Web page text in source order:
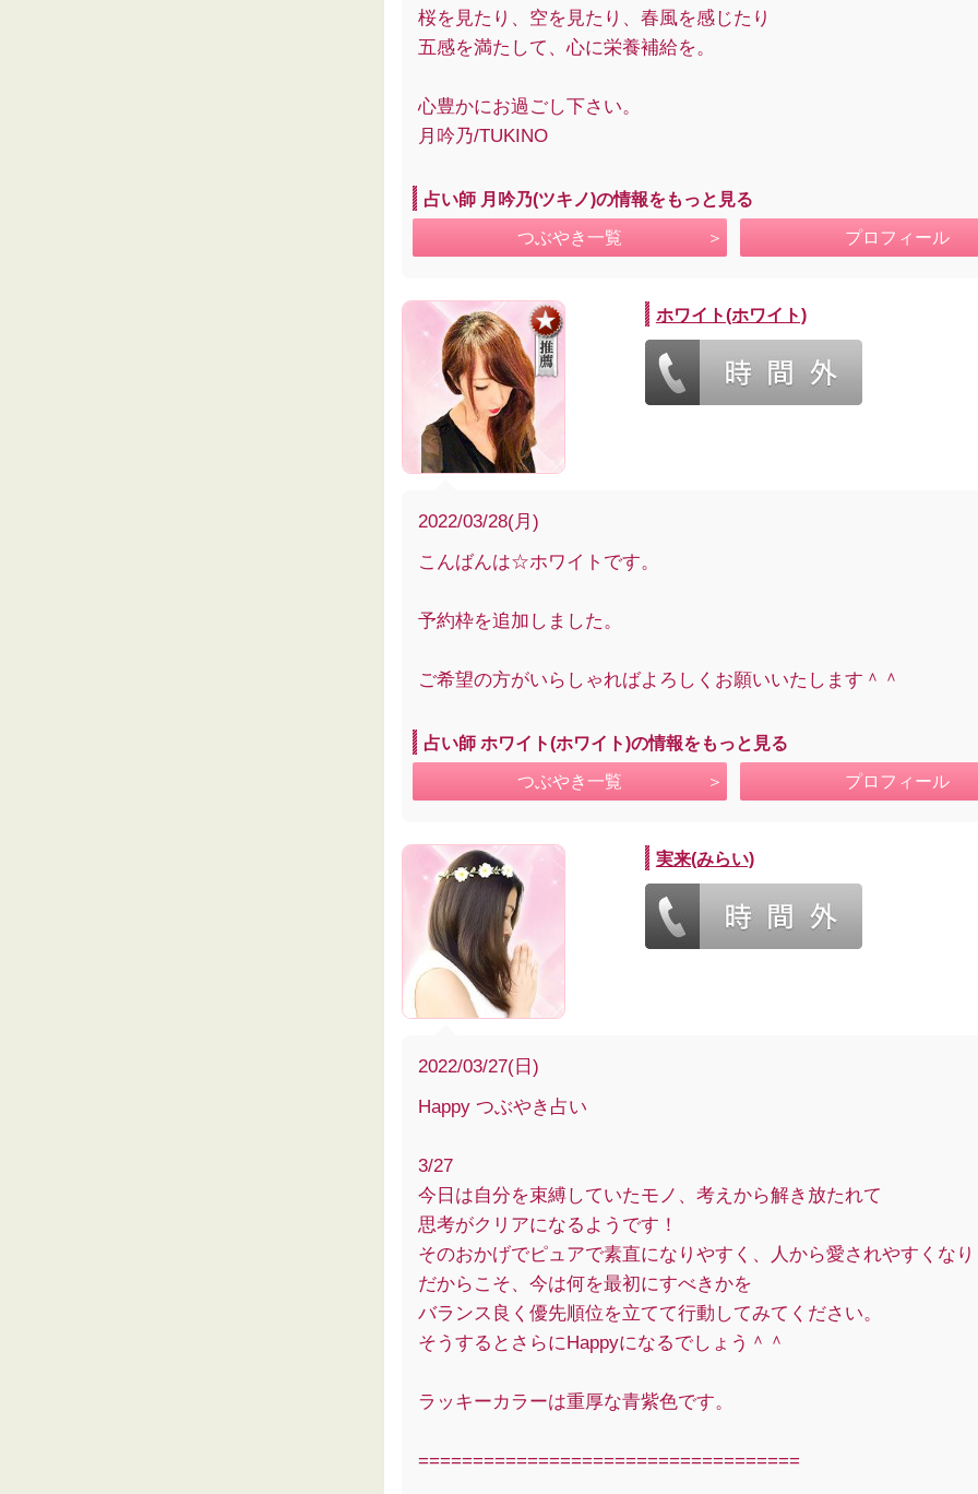
桜を見たり、空を見たり、春風を感じたり
五感を満たして、心に栄養補給を。
心豊かにお過ごし下さい。
月吟乃/TUKINO
占い師 月吟乃(ツキノ)の情報をもっと見る
つぶやき一覧 プロフィール
ホワイト(ホワイト)
2022/03/28(月)
こんばんは☆ホワイトです。
予約枠を追加しました。
ご希望の方がいらしゃればよろしくお願いいたします＾＾
占い師 ホワイト(ホワイト)の情報をもっと見る
つぶやき一覧 プロフィール
実来(みらい)
2022/03/27(日)
Happy つぶやき占い
3/27
今日は自分を束縛していたモノ、考えから解き放たれて
思考がクリアになるようです！
そのおかげでピュアで素直になりやすく、人から愛されやすくな
だからこそ、今は何を最初にすべきかを
バランス良く優先順位を立てて行動してみてください。
そうするとさらにHappyになるでしょう＾＾
ラッキーカラーは重厚な青紫色です。
===================================